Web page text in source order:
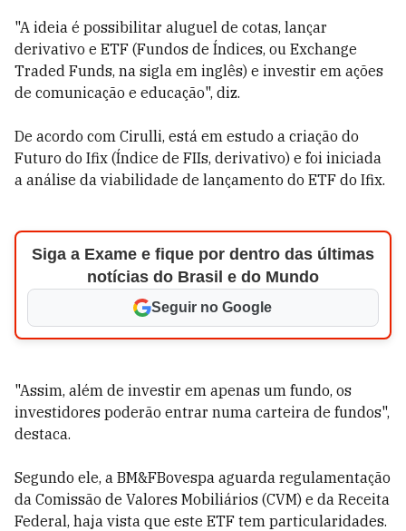
"A ideia é possibilitar aluguel de cotas, lançar
derivativo e ETF (Fundos de Índices, ou Exchange
Traded Funds, na sigla em inglês) e investir em ações
de comunicação e educação", diz.
De acordo com Cirulli, está em estudo a criação do
Futuro do Ifix (Índice de FIIs, derivativo) e foi iniciada
a análise da viabilidade de lançamento do ETF do Ifix.
Siga a Exame e fique por dentro das últimas
notícias do Brasil e do Mundo
Seguir no Google
"Assim, além de investir em apenas um fundo, os
investidores poderão entrar numa carteira de fundos",
destaca.
Segundo ele, a BM&FBovespa aguarda regulamentação
da Comissão de Valores Mobiliários (CVM) e da Receita
Federal, haja vista que este ETF tem particularidades.